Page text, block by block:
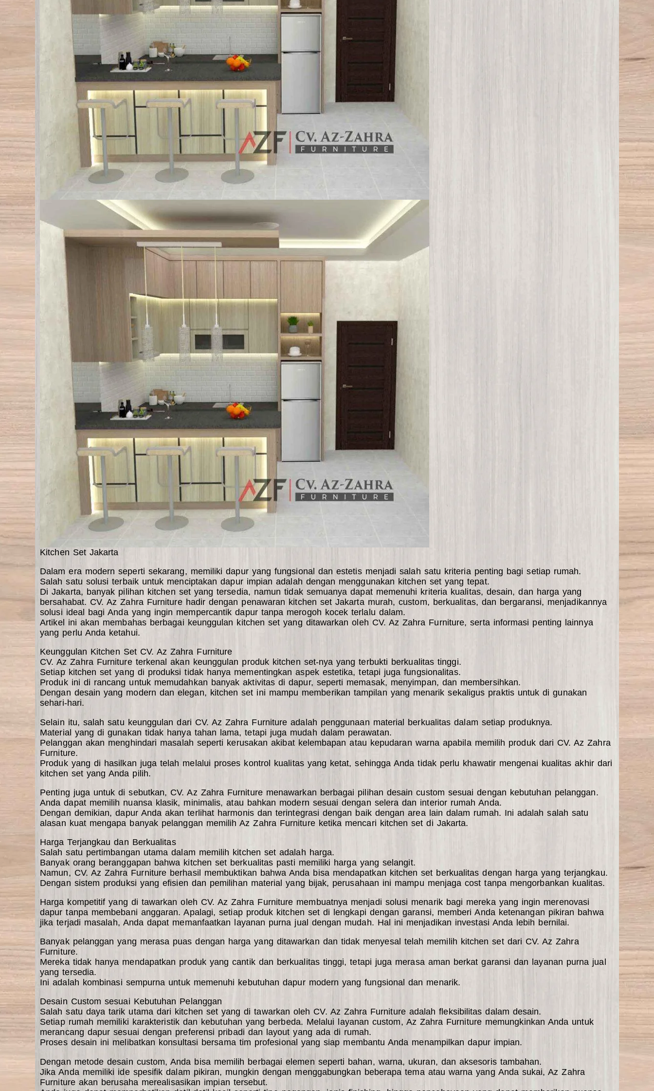
Kitchen Set Jakarta
Dalam era modern seperti sekarang, memiliki dapur yang fungsional dan estetis menjadi salah satu kriteria penting bagi setiap rumah.
Salah satu solusi terbaik untuk menciptakan dapur impian adalah dengan menggunakan kitchen set yang tepat.
Di Jakarta, banyak pilihan kitchen set yang tersedia, namun tidak semuanya dapat memenuhi kriteria kualitas, desain, dan harga yang
bersahabat. CV. Az Zahra Furniture hadir dengan penawaran kitchen set Jakarta murah, custom, berkualitas, dan bergaransi, menjadikannya
solusi ideal bagi Anda yang ingin mempercantik dapur tanpa merogoh kocek terlalu dalam.
Artikel ini akan membahas berbagai keunggulan kitchen set yang ditawarkan oleh CV. Az Zahra Furniture, serta informasi penting lainnya
yang perlu Anda ketahui.
Keunggulan Kitchen Set CV. Az Zahra Furniture
CV. Az Zahra Furniture terkenal akan keunggulan produk kitchen set-nya yang terbukti berkualitas tinggi.
Setiap kitchen set yang di produksi tidak hanya mementingkan aspek estetika, tetapi juga fungsionalitas.
Produk ini di rancang untuk memudahkan banyak aktivitas di dapur, seperti memasak, menyimpan, dan membersihkan.
Dengan desain yang modern dan elegan, kitchen set ini mampu memberikan tampilan yang menarik sekaligus praktis untuk di gunakan
sehari-hari.
Selain itu, salah satu keunggulan dari CV. Az Zahra Furniture adalah penggunaan material berkualitas dalam setiap produknya.
Material yang di gunakan tidak hanya tahan lama, tetapi juga mudah dalam perawatan.
Pelanggan akan menghindari masalah seperti kerusakan akibat kelembapan atau kepudaran warna apabila memilih produk dari CV. Az Zahra
Furniture.
Produk yang di hasilkan juga telah melalui proses kontrol kualitas yang ketat, sehingga Anda tidak perlu khawatir mengenai kualitas akhir dari
kitchen set yang Anda pilih.
Penting juga untuk di sebutkan, CV. Az Zahra Furniture menawarkan berbagai pilihan desain custom sesuai dengan kebutuhan pelanggan.
Anda dapat memilih nuansa klasik, minimalis, atau bahkan modern sesuai dengan selera dan interior rumah Anda.
Dengan demikian, dapur Anda akan terlihat harmonis dan terintegrasi dengan baik dengan area lain dalam rumah. Ini adalah salah satu
alasan kuat mengapa banyak pelanggan memilih Az Zahra Furniture ketika mencari kitchen set di Jakarta.
Harga Terjangkau dan Berkualitas
Salah satu pertimbangan utama dalam memilih kitchen set adalah harga.
Banyak orang beranggapan bahwa kitchen set berkualitas pasti memiliki harga yang selangit.
Namun, CV. Az Zahra Furniture berhasil membuktikan bahwa Anda bisa mendapatkan kitchen set berkualitas dengan harga yang terjangkau.
Dengan sistem produksi yang efisien dan pemilihan material yang bijak, perusahaan ini mampu menjaga cost tanpa mengorbankan kualitas.
Harga kompetitif yang di tawarkan oleh CV. Az Zahra Furniture membuatnya menjadi solusi menarik bagi mereka yang ingin merenovasi
dapur tanpa membebani anggaran. Apalagi, setiap produk kitchen set di lengkapi dengan garansi, memberi Anda ketenangan pikiran bahwa
jika terjadi masalah, Anda dapat memanfaatkan layanan purna jual dengan mudah. Hal ini menjadikan investasi Anda lebih bernilai.
Banyak pelanggan yang merasa puas dengan harga yang ditawarkan dan tidak menyesal telah memilih kitchen set dari CV. Az Zahra
Furniture.
Mereka tidak hanya mendapatkan produk yang cantik dan berkualitas tinggi, tetapi juga merasa aman berkat garansi dan layanan purna jual
yang tersedia.
Ini adalah kombinasi sempurna untuk memenuhi kebutuhan dapur modern yang fungsional dan menarik.
Desain Custom sesuai Kebutuhan Pelanggan
Salah satu daya tarik utama dari kitchen set yang di tawarkan oleh CV. Az Zahra Furniture adalah fleksibilitas dalam desain.
Setiap rumah memiliki karakteristik dan kebutuhan yang berbeda. Melalui layanan custom, Az Zahra Furniture memungkinkan Anda untuk
merancang dapur sesuai dengan preferensi pribadi dan layout yang ada di rumah.
Proses desain ini melibatkan konsultasi bersama tim profesional yang siap membantu Anda menampilkan dapur impian.
Dengan metode desain custom, Anda bisa memilih berbagai elemen seperti bahan, warna, ukuran, dan aksesoris tambahan.
Jika Anda memiliki ide spesifik dalam pikiran, mungkin dengan menggabungkan beberapa tema atau warna yang Anda sukai, Az Zahra
Furniture akan berusaha merealisasikan impian tersebut.